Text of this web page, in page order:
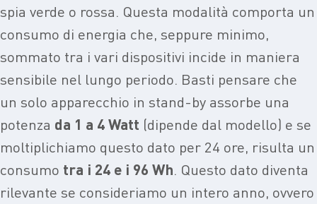
spia verde o rossa. Questa modalità comporta un
consumo di energia che, seppure minimo,
sommato tra i vari dispositivi incide in maniera
sensibile nel lungo periodo. Basti pensare che
un solo apparecchio in stand-by assorbe una
potenza da 1 a 4 Watt (dipende dal modello) e se
moltiplichiamo questo dato per 24 ore, risulta un
consumo tra i 24 e i 96 Wh. Questo dato diventa
rilevante se consideriamo un intero anno, ovvero